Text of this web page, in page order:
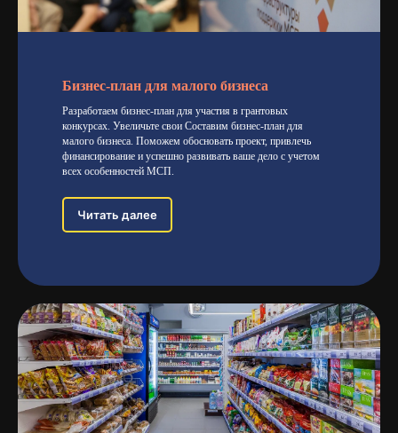
Бизнес-план для малого бизнеса
Разработаем бизнес-план для участия в грантовых
конкурсах. Увеличьте свои Составим бизнес-план для
малого бизнеса. Поможем обосновать проект, привлечь
финансирование и успешно развивать ваше дело с учетом
всех особенностей МСП.
Читать далее
АДРЕС:
Петербург, ул. Большая Зеленина, 20 г. Комсомольск-на-
Амуре, ул. Орловская, 19
Главная
О компании
О руководителе
Отзывы
Контакты